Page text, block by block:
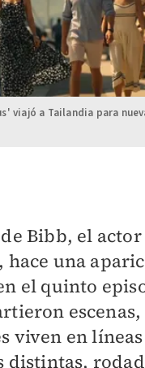
viajó a Tailandia para
Bibb, el actor
, hace una
el quinto
escenas,
viven en líneas
distintas,